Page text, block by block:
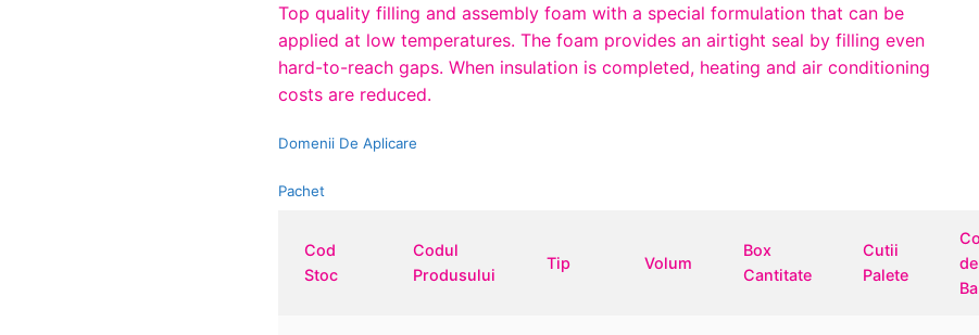
Top quality filling and assembly foam with a special formulation that can be
applied at low temperatures. The foam provides an airtight seal by filling even
hard-to-reach gaps. When insulation is completed, heating and air conditioning
costs are reduced.
Domenii De Aplicare
Pachet
Cod
Stoc
Codul
Produsului
Tip Volum
Box
Cantitate
Cutii
Palete
de